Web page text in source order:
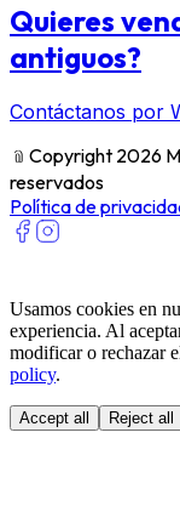
Quieres
antiguos?
Contáctanos por
﹫ Copyright 2026
reservados
Política de
Usamos cookies en
experiencia. Al
modificar o rechazar
policy.
Accept all Reject all